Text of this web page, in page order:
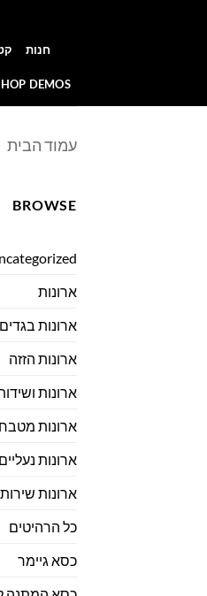
חנות
DEMOS
עמוד הבית
BROWSE
ארונות
ארונות בגדים
ארונות הזזה
ארונות
ארונות מטבח
ארונות נעליים
ארונות שירות
כל הרהיטים
כסא גיימר